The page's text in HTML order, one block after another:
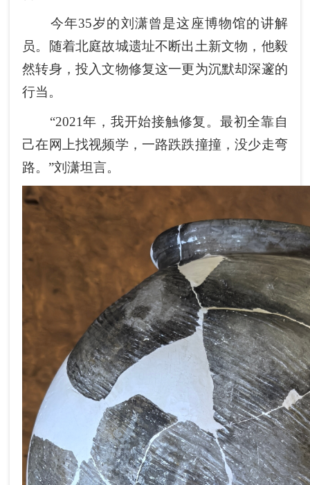
今年35岁的刘潇曾是这座博物馆的讲解
员。随着北庭故城遗址不断出土新文物，他毅
然转身，投入文物修复这一更为沉默却深邃的
行当。
“2021年，我开始接触修复。最初全靠自
己在网上找视频学，一路跌跌撞撞，没少走弯
路。”刘潇坦言。